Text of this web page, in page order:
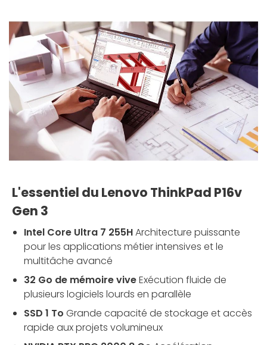
L'essentiel du Lenovo ThinkPad P16v
Gen 3
Intel Core Ultra 7 255HArchitecture puissante
pour les applications métier intensives et le
multitâche avancé
32 Go de mémoire viveExécution fluide de
plusieurs logiciels lourds en parallèle
SSD 1 To Grande capacité de stockage et accès
rapide aux projets volumineux